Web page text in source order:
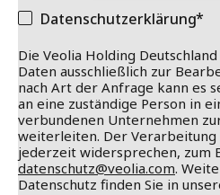
Datenschutzerklärung
Die Veolia Holding
Daten ausschließlich zur
nach Art der Anfrage kann es
an eine zuständige Person in
verbundenen Unternehmen
weiterleiten. Der Verarbeitung
jederzeit widersprechen, zum
datenschutz@veolia.com.
Datenschutz finden Sie in